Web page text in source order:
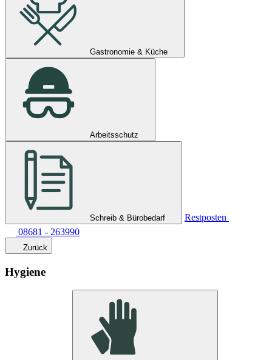
Gastronomie & Küche
Arbeitsschutz
Schreib & Bürobedarf
Restposten
08681 - 263990
Zurück
Hygiene